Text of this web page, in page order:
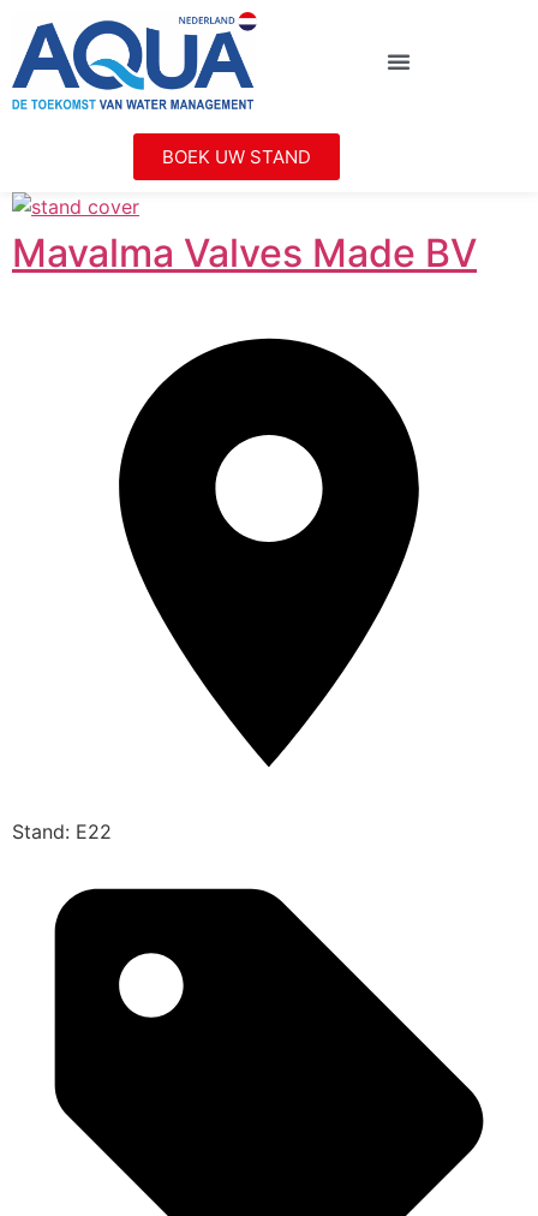
BOEK UW STAND
Mavalma Valves Made BV
Stand: E22